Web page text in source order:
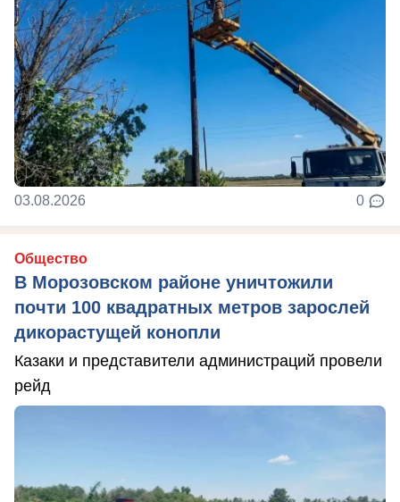
03.08.2026 0
Общество
В Морозовском районе уничтожили
почти 100 квадратных метров зарослей
дикорастущей конопли
Казаки и представители администраций провели
рейд